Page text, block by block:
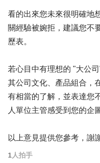
看的出來您未來很明確地
關經驗被婉拒，建議您不
歷表。
若心目中有理想的 "大公
其公司文化、產品組合，
有相當的了解，並表達您
人單位主管感受到您的企
以上意見提供您參考，謝
1 人拍手